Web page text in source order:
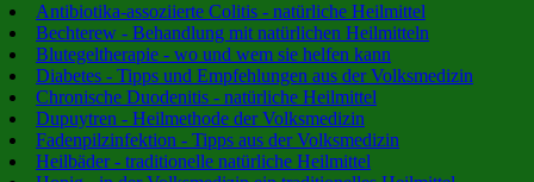
Antibiotika-assoziierte Colitis - natürliche Heilmittel
Bechterew - Behandlung mit natürlichen Heilmitteln
Blutegeltherapie - wo und wem sie helfen kann
Diabetes - Tipps und Empfehlungen aus der Volksmedizin
Chronische Duodenitis - natürliche Heilmittel
Dupuytren - Heilmethode der Volksmedizin
Fadenpilzinfektion - Tipps aus der Volksmedizin
Heilbäder - traditionelle natürliche Heilmittel